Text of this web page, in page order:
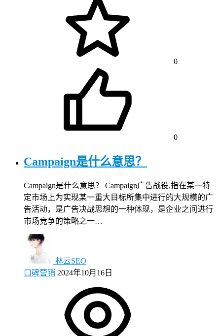
0
0
Campaign是什么意思？
Campaign是什么意思？ Campaign广告战役,指在某一特
定市场上为实现某一重大目标所集中进行的大规模的广
告活动，是广告决战思想的一种体现，是企业之间进行
市场竞争的策略之一…
林云SEO
口碑营销 2024年10月16日